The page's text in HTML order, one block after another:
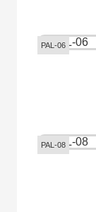
PAL-06
PAL-08